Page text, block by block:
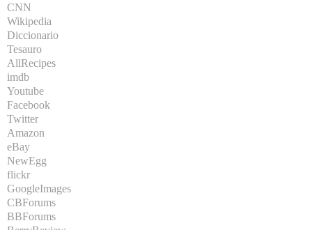
CNN
Wikipedia
Diccionario
Tesauro
AllRecipes
imdb
Youtube
Facebook
Twitter
Amazon
eBay
NewEgg
flickr
GoogleImages
CBForums
BBForums